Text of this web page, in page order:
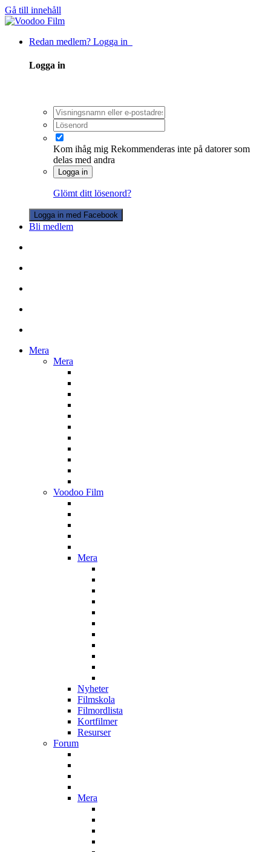
Gå till innehåll
Redan medlem? Logga in
Logga in
Kom ihåg mig Rekommenderas inte på datorer som
delas med andra
Logga in
Glömt ditt lösenord?
Logga in med Facebook
Bli medlem
Mera
Mera
Voodoo Film
Mera
Nyheter
Filmskola
Filmordlista
Kortfilmer
Resurser
Forum
Mera